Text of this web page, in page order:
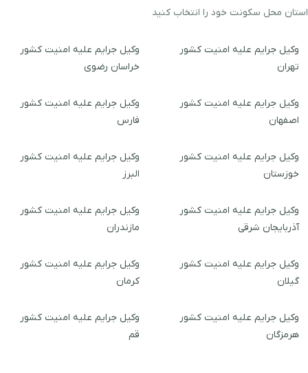
استان محل سکونت خود را انتخاب کنید
وکیل جرایم علیه امنیت کشور
تهران
وکیل جرایم علیه امنیت کشور
خراسان رضوی
وکیل جرایم علیه امنیت کشور
اصفهان
وکیل جرایم علیه امنیت کشور
فارس
وکیل جرایم علیه امنیت کشور
خوزستان
وکیل جرایم علیه امنیت کشور
البرز
وکیل جرایم علیه امنیت کشور
آذربایجان شرقی
وکیل جرایم علیه امنیت کشور
مازندران
وکیل جرایم علیه امنیت کشور
گیلان
وکیل جرایم علیه امنیت کشور
کرمان
وکیل جرایم علیه امنیت کشور
هرمزگان
وکیل جرایم علیه امنیت کشور
قم